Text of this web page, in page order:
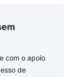
com o apoio
de